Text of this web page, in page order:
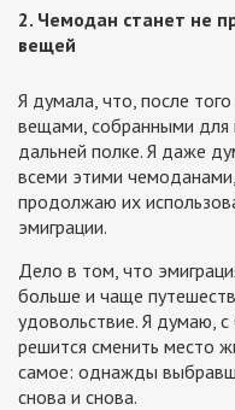
2. Чемодан станет не
вещей
Я думала, что, после
вещами, собранными для
дальней полке. Я даже
всеми этими
продолжаю их
эмиграции.
Дело в том, что
больше и чаще
удовольствие. Я думаю,
решится сменить место
самое: однажды
снова и снова.